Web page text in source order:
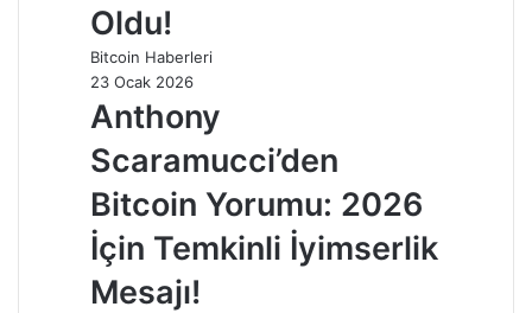
Oldu!
Bitcoin Haberleri
23 Ocak 2026
Anthony
Scaramucci’den
Bitcoin Yorumu: 2026
İçin Temkinli İyimserlik
Mesajı!